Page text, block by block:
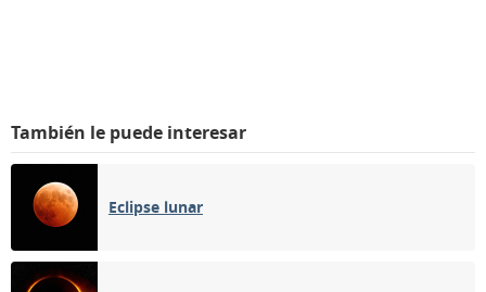
También le puede interesar
Eclipse lunar